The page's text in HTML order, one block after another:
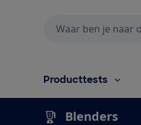
Producttests
Blenders